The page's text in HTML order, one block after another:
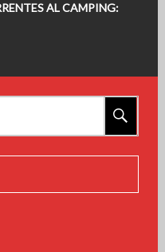
AL CAMPING: